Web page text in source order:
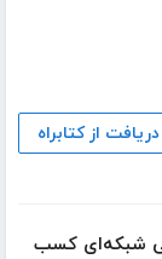
دریافت از کتابراه
شبکه‌ای کسب